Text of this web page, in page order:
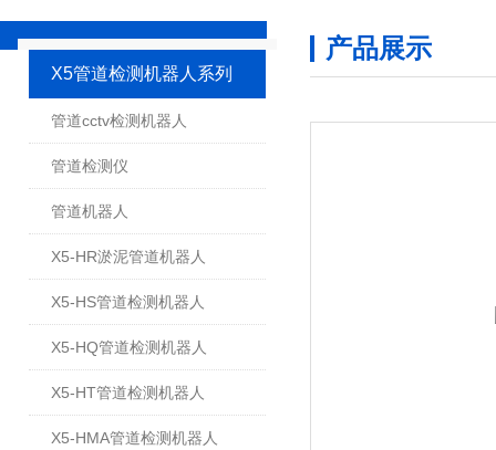
X5管道检测机器人系列
管道cctv检测机器人
管道检测仪
管道机器人
X5-HR淤泥管道机器人
X5-HS管道检测机器人
X5-HQ管道检测机器人
X5-HT管道检测机器人
X5-HMA管道检测机器人
产品展示